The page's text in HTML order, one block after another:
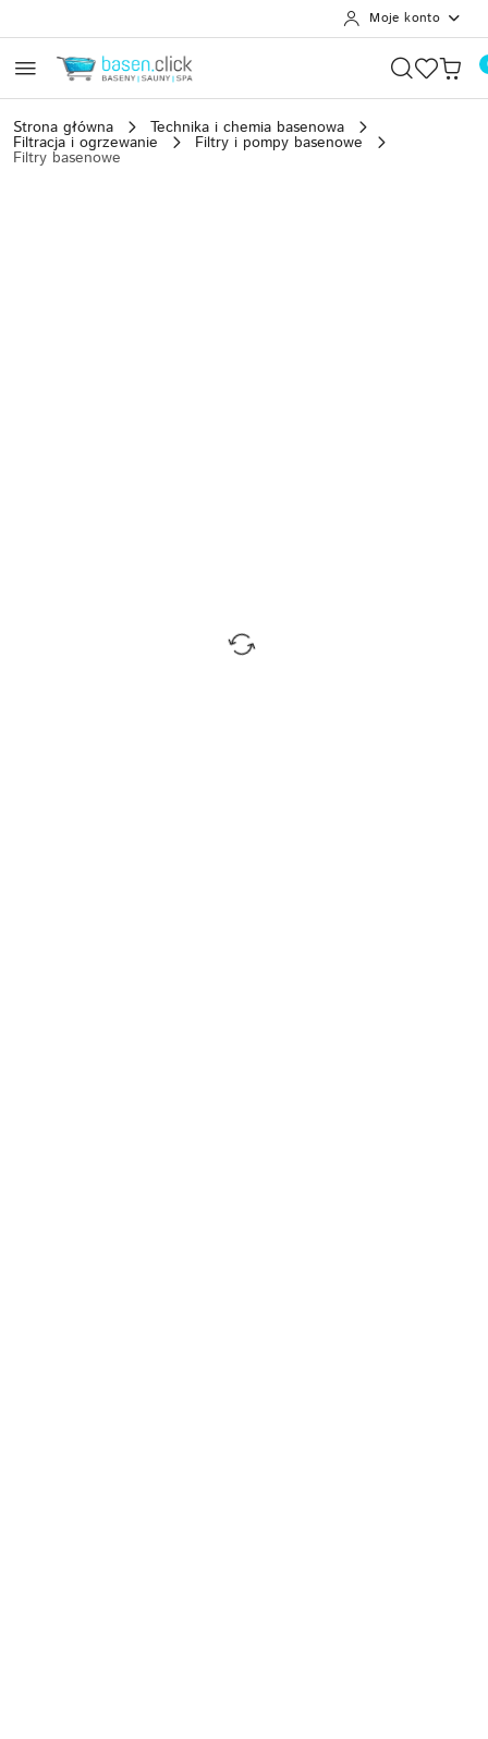
Moje konto
Strona główna Technika i chemia basenowa
Filtracja i ogrzewanie Filtry i pompy basenowe
Filtry basenowe